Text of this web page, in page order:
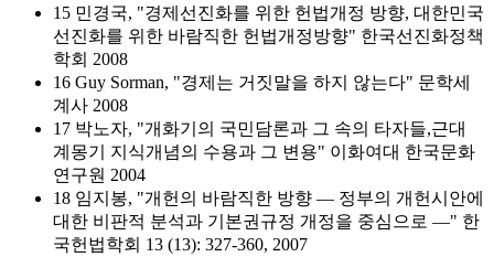
15 민경국, "경제선진화를 위한 헌법개정 방향, 대한민국
선진화를 위한 바람직한 헌법개정방향" 한국선진화정책
학회 2008
16 Guy Sorman, "경제는 거짓말을 하지 않는다" 문학세
계사 2008
17 박노자, "개화기의 국민담론과 그 속의 타자들,근대
계몽기 지식개념의 수용과 그 변용" 이화여대 한국문화
연구원 2004
18 임지봉, "개헌의 바람직한 방향 ― 정부의 개헌시안에
대한 비판적 분석과 기본권규정 개정을 중심으로 ―" 한
국헌법학회 13 (13): 327-360, 2007